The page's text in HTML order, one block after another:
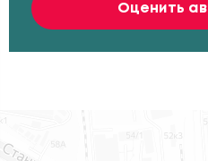
Оценить